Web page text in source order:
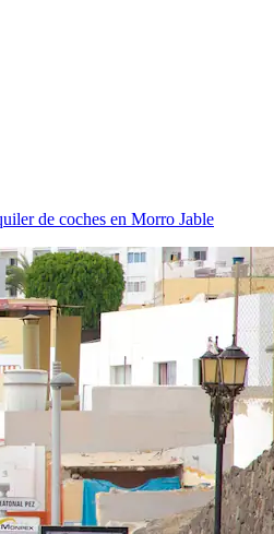
de coches en Morro Jable